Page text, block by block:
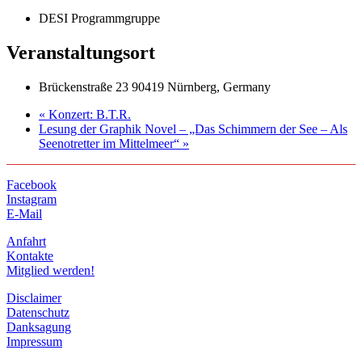
DESI Programmgruppe
Veranstaltungsort
Brückenstraße 23 90419 Nürnberg, Germany
« Konzert: B.T.R.
Lesung der Graphik Novel – „Das Schimmern der See – Als
Seenotretter im Mittelmeer“ »
Facebook
Instagram
E-Mail
Anfahrt
Kontakte
Mitglied werden!
Disclaimer
Datenschutz
Danksagung
Impressum